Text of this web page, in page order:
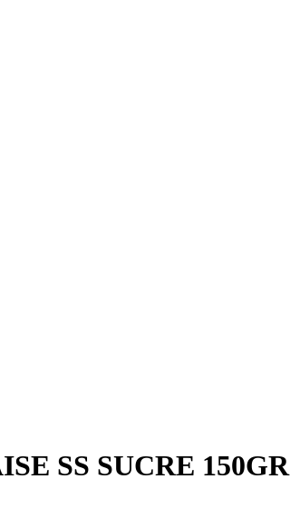
SS SUCRE 150GR